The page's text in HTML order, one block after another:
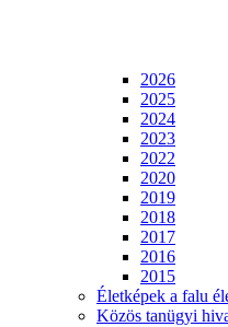
2026
2025
2024
2023
2022
2020
2019
2018
2017
2016
2015
Életképek a falu
Közös tanügyi